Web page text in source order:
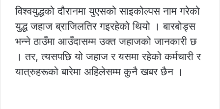
विश्वयुद्धको दौरानमा युएसको साइकोल्पस नाम गरेको
युद्ध जहाज ब्राजिलतिर गइरहेको थियो । बारबोड्स
भन्ने ठाउँमा आउँदासम्म उक्त जहाजको जानकारी छ
। तर, त्यसपछि यो जहाज र यसमा रहेको कर्मचारी र
यात्रुहरूको बारेमा अहिलेसम्म कुनै खबर छैन ।